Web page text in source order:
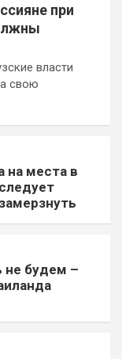
при
власти
свою
на места в
будем –